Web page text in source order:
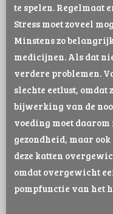
te spelen. Regelmaat
Stress moet zoveel
Minstens zo
medicijnen. Als dat
verdere problemen.
slechte eetlust,
bijwerking van de
voeding moet
gezondheid, maar
deze katten
omdat overgewicht
pompfunctie van het